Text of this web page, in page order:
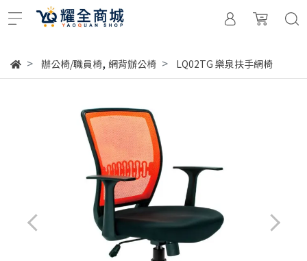
辦公椅/職員椅, 網背辦公椅 LQ02TG 樂泉扶手網椅